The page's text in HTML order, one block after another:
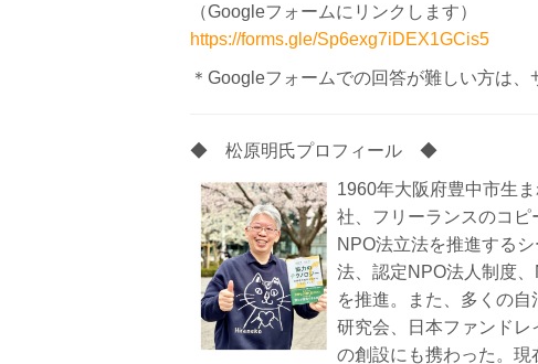
（Googleフォームにリンクします）
https://forms.gle/Sp6exg7iDEX1GCis5
＊Googleフォームでの回答が難しい方は
◆ 松原明氏プロフィール ◆
1960年大阪府豊中市生
社、フリーランスのコピ
NPO法立法を推進する
法、認定NPO法人制度
を推進。また、多くの
研究会、日本ファンド
の創設にも携わった。現